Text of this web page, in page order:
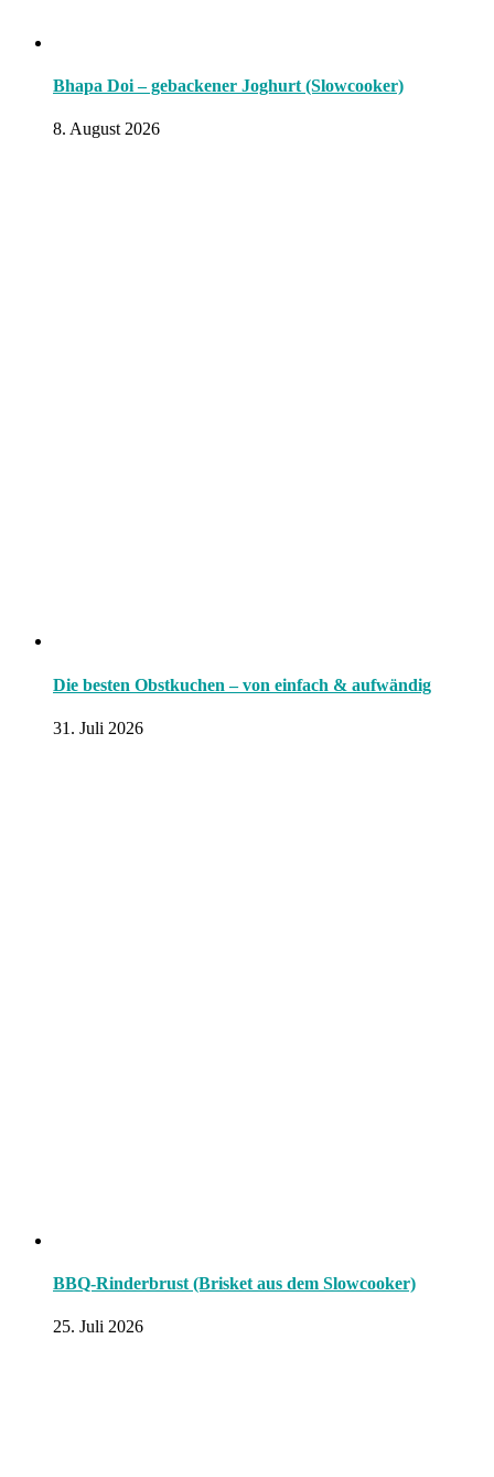
Bhapa Doi – gebackener Joghurt (Slowcooker)
8. August 2026
Die besten Obstkuchen – von einfach & aufwändig
31. Juli 2026
BBQ-Rinderbrust (Brisket aus dem Slowcooker)
25. Juli 2026